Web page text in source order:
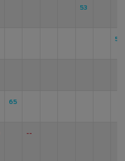
53
58
65
--